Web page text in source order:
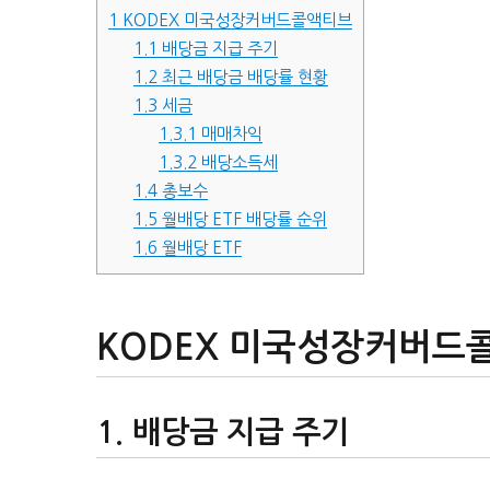
1
KODEX 미국성장커버드콜액티브
1.1 배당금 지급 주기
1.2 최근 배당금 배당률 현황
1.3 세금
1.3.1 매매차익
1.3.2 배당소득세
1.4총보수
1.5 월배당 ETF 배당률 순위
1.6 월배당 ETF
KODEX 미국성장커버드
배당금 지급 주기